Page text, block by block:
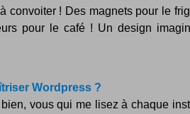
convoiter ! Des magnets pour le
pour le café ! Un design
Wordpress ?
vous qui me lisez à chaque